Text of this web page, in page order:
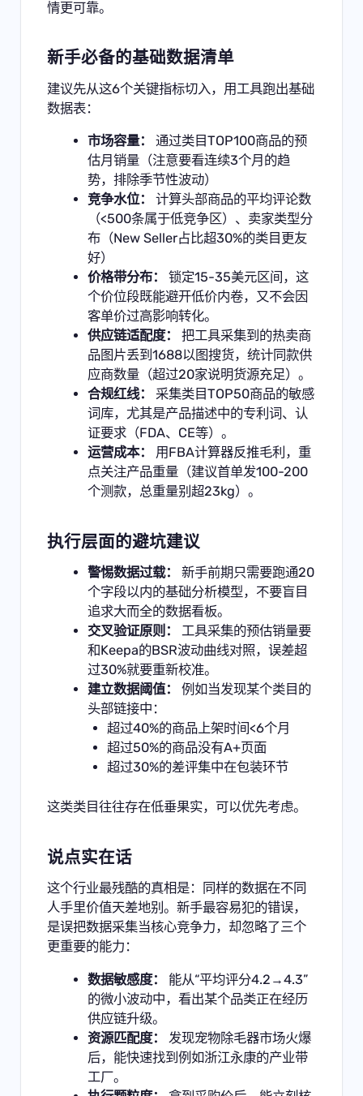
情更可靠。
新手必备的基础数据清单
建议先从这6个关键指标切入，用工具跑出基础
数据表：
市场容量：
通过类目TOP100商品的预
估月销量（注意要看连续3个月的趋
势，排除季节性波动）
竞争水位：
计算头部商品的平均评论数
（<500条属于低竞争区）、卖家类型分
布（New Seller占比超30%的类目更友
好）
价格带分布：
锁定15-35美元区间，这
个价位段既能避开低价内卷，又不会因
客单价过高影响转化。
供应链适配度：
把工具采集到的热卖商
品图片丢到1688以图搜货，统计同款供
应商数量（超过20家说明货源充足）。
合规红线：
采集类目TOP50商品的敏感
词库，尤其是产品描述中的专利词、认
证要求（FDA、CE等）。
运营成本：
用FBA计算器反推毛利，重
点关注产品重量（建议首单发100-200
个测款，总重量别超23kg）。
执行层面的避坑建议
警惕数据过载：
新手前期只需要跑通20
个字段以内的基础分析模型，不要盲目
追求大而全的数据看板。
交叉验证原则：
工具采集的预估销量要
和Keepa的BSR波动曲线对照，误差超
过30%就要重新校准。
建立数据阈值：
例如当发现某个类目的
头部链接中：
超过40%的商品上架时间<6个月
超过50%的商品没有A+页面
超过30%的差评集中在包装环节
这类类目往往存在低垂果实，可以优先考虑。
说点实在话
这个行业最残酷的真相是：同样的数据在不同
人手里价值天差地别。新手最容易犯的错误，
是误把数据采集当核心竞争力，却忽略了三个
更重要的能力：
数据敏感度：
能从“平均评分4.2→4.3”
的微小波动中，看出某个品类正在经历
供应链升级。
资源匹配度：
发现宠物除毛器市场火爆
后，能快速找到例如浙江永康的产业带
工厂。